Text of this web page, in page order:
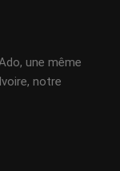
une même
notre